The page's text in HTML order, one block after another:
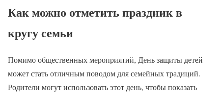
Как можно отметить праздник в
кругу семьи
Помимо общественных мероприятий, День защиты детей
может стать отличным поводом для семейных традиций.
Родители могут использовать этот день, чтобы показать